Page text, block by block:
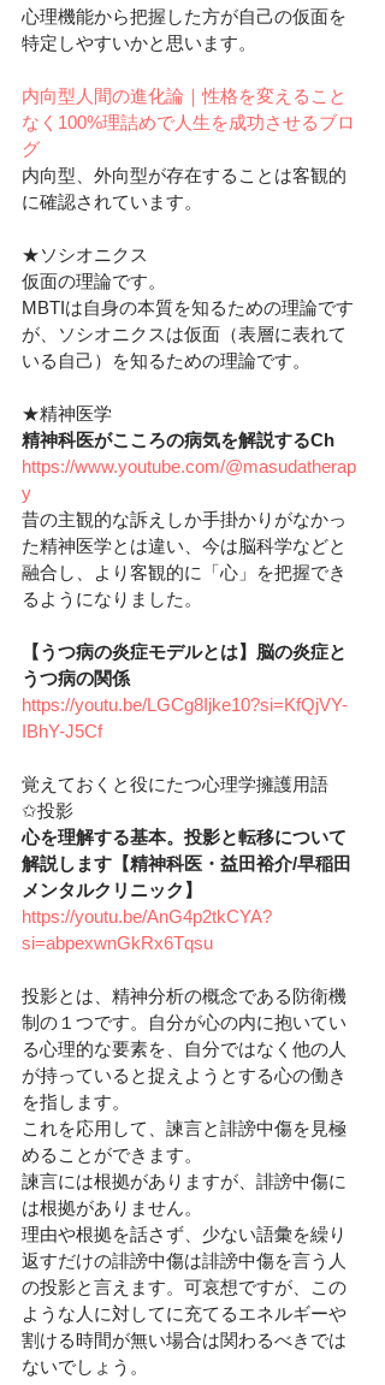
心理機能から把握した方が自己の仮面を
特定しやすいかと思います。
内向型人間の進化論｜性格を変えること
なく100%理詰めで人生を成功させるブロ
グ
内向型、外向型が存在することは客観的
に確認されています。
★ソシオニクス
仮面の理論です。
MBTIは自身の本質を知るための理論です
が、ソシオニクスは仮面（表層に表れて
いる自己）を知るための理論です。
★精神医学
精神科医がこころの病気を解説するCh
https://www.youtube.com/@masudatherap
y
昔の主観的な訴えしか手掛かりがなかっ
た精神医学とは違い、今は脳科学などと
融合し、より客観的に「心」を把握でき
るようになりました。
【うつ病の炎症モデルとは】脳の炎症と
うつ病の関係
https://youtu.be/LGCg8Ijke10?si=KfQjVY-
IBhY-J5Cf
覚えておくと役にたつ心理学擁護用語
✩投影
心を理解する基本。投影と転移について
解説します【精神科医・益田裕介/早稲田
メンタルクリニック】
https://youtu.be/AnG4p2tkCYA?
si=abpexwnGkRx6Tqsu
投影とは、精神分析の概念である防衛機
制の１つです。自分が心の内に抱いてい
る心理的な要素を、自分ではなく他の人
が持っていると捉えようとする心の働き
を指します。
これを応用して、諫言と誹謗中傷を見極
めることができます。
諫言には根拠がありますが、誹謗中傷に
は根拠がありません。
理由や根拠を話さず、少ない語彙を繰り
返すだけの誹謗中傷は誹謗中傷を言う人
の投影と言えます。可哀想ですが、この
ような人に対してに充てるエネルギーや
割ける時間が無い場合は関わるべきでは
ないでしょう。